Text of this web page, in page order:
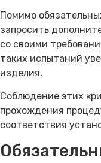
Помимо
запросить
со своими
таких испытаний
изделия.
Соблюдение этих
прохождения
соответствия